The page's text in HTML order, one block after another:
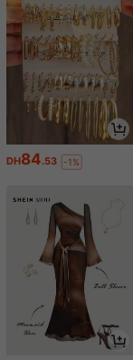
DH84.53 -1%